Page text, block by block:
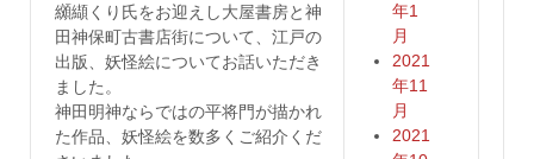
纐纈くり氏をお迎えし大屋書房と神
田神保町古書店街について、江戸の
出版、妖怪絵についてお話いただき
ました。
神田明神ならではの平将門が描かれ
た作品、妖怪絵を数多くご紹介くだ
年1
月
2021
年11
月
2021